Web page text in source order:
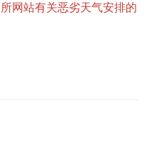
网站有关恶劣天气安排的